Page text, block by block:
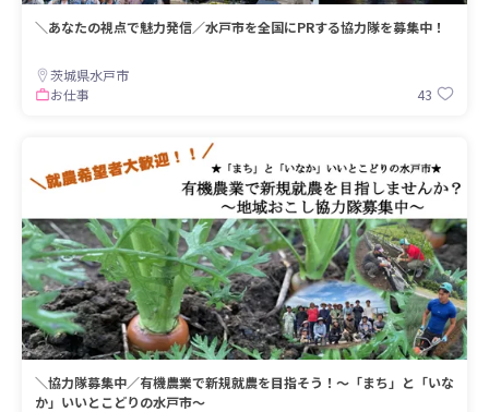
＼あなたの視点で魅力発信／水戸市を全国にPRする協力隊を募集中！
茨城県水戸市
お仕事
43
＼協力隊募集中／有機農業で新規就農を目指そう！～「まち」と「いな
か」いいとこどりの水戸市～